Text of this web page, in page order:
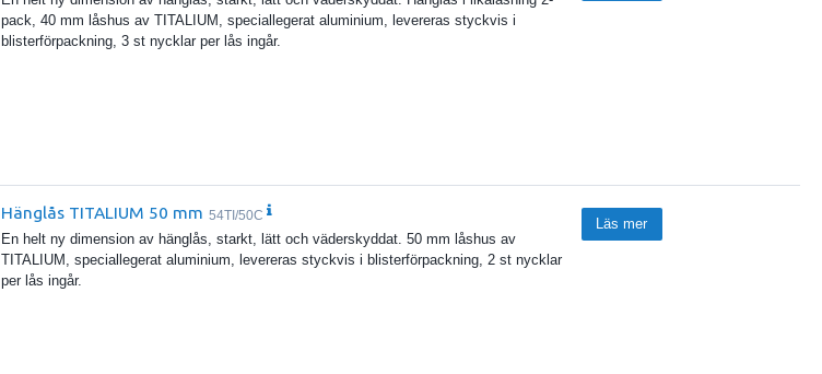
pack, 40 mm låshus av TITALIUM, speciallegerat aluminium, levereras styckvis i
blisterförpackning, 3 st nycklar per lås ingår.
Hänglås TITALIUM 50 mm 54TI/50C
En helt ny dimension av hänglås, starkt, lätt och väderskyddat. 50 mm låshus av
TITALIUM, speciallegerat aluminium, levereras styckvis i blisterförpackning, 2 st nycklar
per lås ingår.
Läs mer